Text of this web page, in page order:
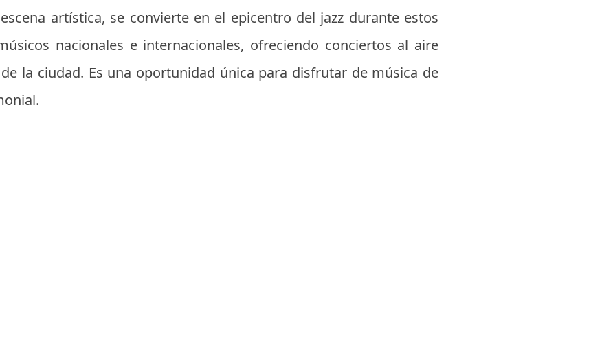
artística, se convierte en el epicentro del jazz durante estos
nacionales e internacionales, ofreciendo conciertos al aire
la ciudad. Es una oportunidad única para disfrutar de música de